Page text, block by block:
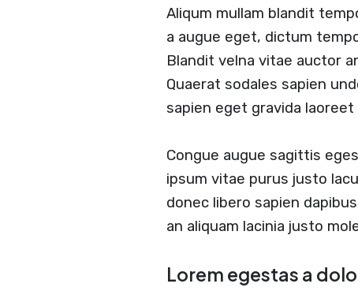
Aliqum mullam blandit
a augue eget, dictum
Blandit velna vitae auctor
Quaerat sodales sapien
sapien eget gravida
Congue augue sagittis
ipsum vitae purus justo
donec libero sapien
an aliquam lacinia justo
Lorem egestas a